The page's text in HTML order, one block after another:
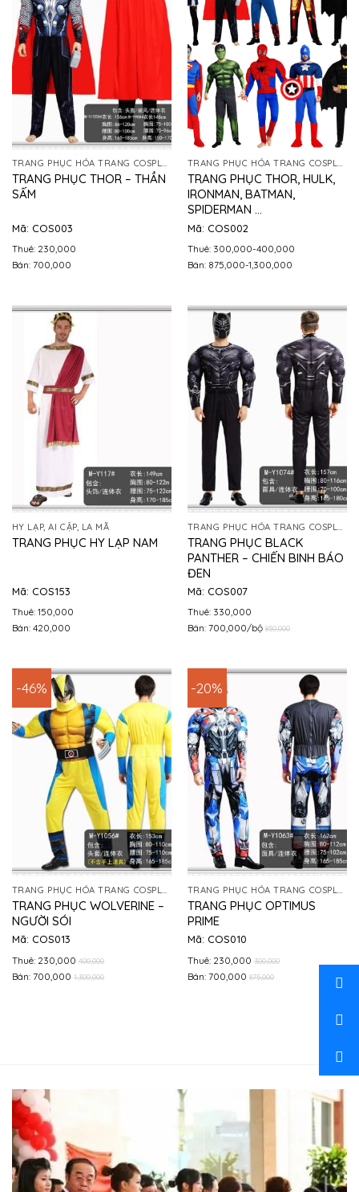
TRANG PHỤC HÓA TRANG COSPLAY
TRANG PHỤC THOR – THẦN
SẤM
Mã: COS003
Thuê: 230,000
Bán: 700,000
TRANG PHỤC HÓA TRANG COSPLAY
TRANG PHỤC THOR, HULK,
IRONMAN, BATMAN,
SPIDERMAN …
Mã: COS002
Thuê: 300,000-400,000
Bán: 875,000-1,300,000
HY LẠP, AI CẬP, LA MÃ
TRANG PHỤC HY LẠP NAM
Mã: COS153
Thuê: 150,000
Bán: 420,000
TRANG PHỤC BLACK
PANTHER – CHIẾN BINH BÁO
ĐEN
Mã: COS007
Thuê: 330,000
Bán: 700,000/bộ 850,000
-46%
TRANG PHỤC HÓA TRANG COSPLAY
TRANG PHỤC WOLVERINE –
NGƯỜI SÓI
Mã: COS013
Thuê: 230,000 400,000
Bán: 700,000 1,300,000
-20%
TRANG PHỤC HÓA TRANG COSPLAY
TRANG PHỤC OPTIMUS
PRIME
Mã: COS010
Thuê: 230,000 300,000
Bán: 700,000 875,000